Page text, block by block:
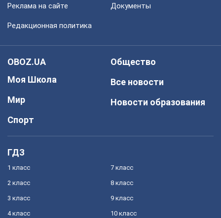
Реклама на сайте Документы
Редакционная политика
OBOZ.UA
Моя Школа
Мир
Спорт
Общество
Все новости
Новости образования
ГДЗ
1 класс
2 класс
3 класс
4 класс
7 класс
8 класс
9 класс
10 класс